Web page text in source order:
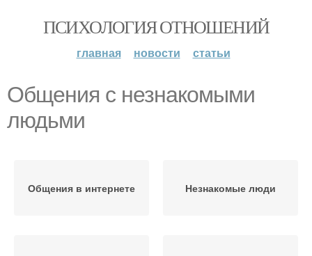
ПСИХОЛОГИЯ ОТНОШЕНИЙ
главная новости статьи
Общения с незнакомыми
людьми
Общения в интернете Незнакомые люди